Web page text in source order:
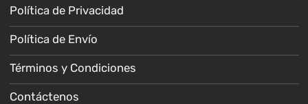
Política de Privacidad
Política de Envío
Términos y Condiciones
Contáctenos